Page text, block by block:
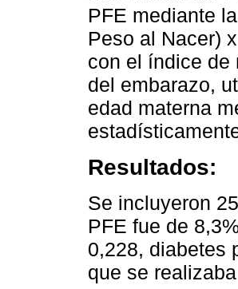
PFE mediante
Peso al Nacer)
con el índice de
del embarazo,
edad materna
Resultados:
Se incluyeron
PFE fue de
0,228, diabetes
que se